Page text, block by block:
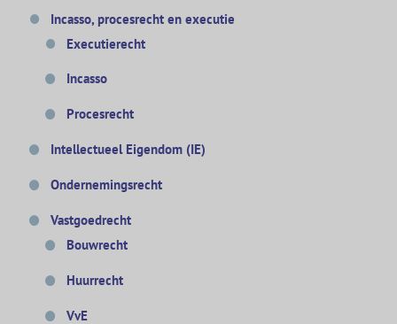
Incasso, procesrecht en executie
Executierecht
Incasso
Procesrecht
Intellectueel Eigendom (IE)
Ondernemingsrecht
Vastgoedrecht
Bouwrecht
Huurrecht
VvE